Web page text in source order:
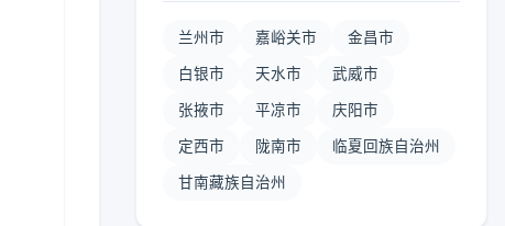
兰州市 嘉峪关市 金昌市
白银市 天水市 武威市
张掖市 平凉市 庆阳市
定西市 陇南市 临夏回族自治州
甘南藏族自治州